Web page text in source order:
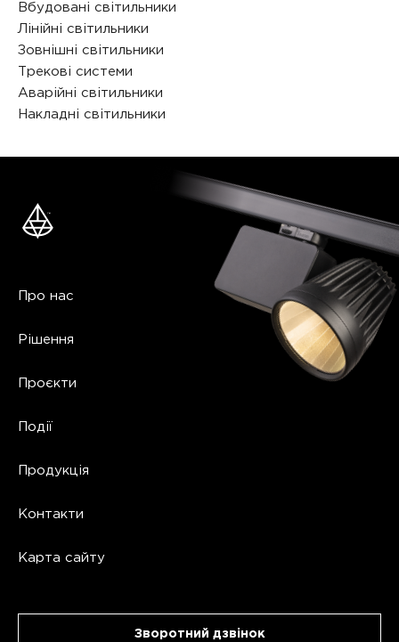
Вбудовані світильники
Лінійні світильники
Зовнішні світильники
Трекові системи
Аварійні світильники
Накладні світильники
Про нас
Рішення
Проєкти
Події
Продукція
Контакти
Карта сайту
Зворотний дзвінок